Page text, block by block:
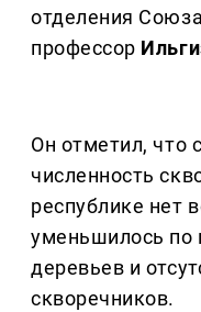
отделения
профессор
Он отметил, что
численность
республике нет
уменьшилось по
деревьев и
скворечников.